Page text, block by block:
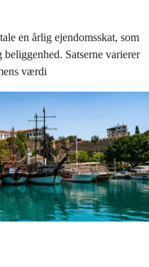
en årlig ejendomsskat, som
Satserne varierer
værdi